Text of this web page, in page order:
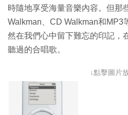
時隨地享受海量音樂內容。但那
Walkman
CD Walkman和MP3
然在我們心中留下難忘的印記，
聽過的合唱歌。
↓點擊圖片